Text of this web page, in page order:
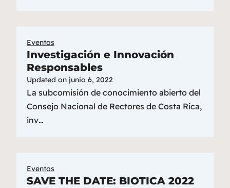
Eventos
Investigación e Innovación
Responsables
Updated on junio 6, 2022
La subcomisión de conocimiento abierto del
Consejo Nacional de Rectores de Costa Rica,
inv…
Eventos
SAVE THE DATE: BIOTICA 2022